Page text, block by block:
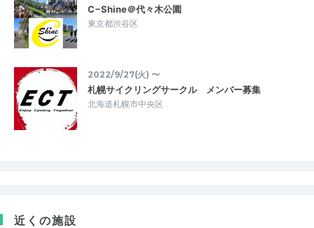
C−Shine＠代々木公園
東京都渋谷区
2022/9/27(火) 〜
札幌サイクリングサークル メンバー募集
北海道札幌市中央区
近くの施設